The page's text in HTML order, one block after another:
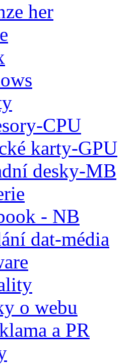
her
CPU
karty-GPU
desky-MB
- NB
dat-média
o webu
a PR